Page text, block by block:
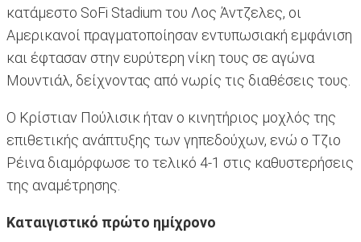
κατάμεστο SoFi Stadium του Λος Άντζελες, οι
Αμερικανοί πραγματοποίησαν εντυπωσιακή εμφάνιση
και έφτασαν στην ευρύτερη νίκη τους σε αγώνα
Μουντιάλ, δείχνοντας από νωρίς τις διαθέσεις τους.
Ο Κρίστιαν Πούλισικ ήταν ο κινητήριος μοχλός της
επιθετικής ανάπτυξης των γηπεδούχων, ενώ ο Τζιο
Ρέινα διαμόρφωσε το τελικό 4-1 στις καθυστερήσεις
της αναμέτρησης.
Καταιγιστικό πρώτο ημίχρονο